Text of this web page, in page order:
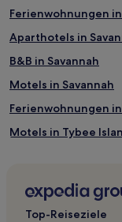
Ferienwohnungen
Aparthotels in
B&B in Savannah
Motels in Savannah
Ferienwohnungen in
Motels in Tybee
Hotels mit
Top-Reiseziele